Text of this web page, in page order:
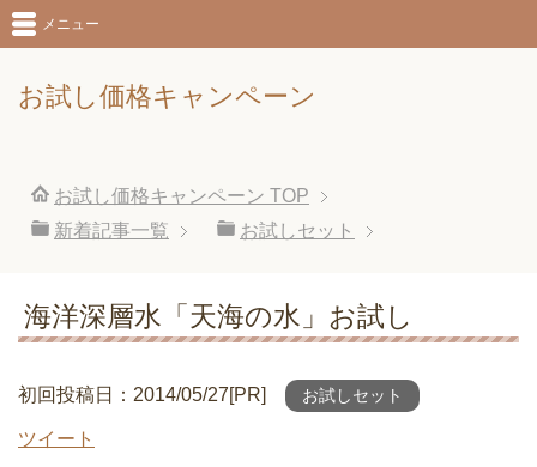
お試し価格キャンペーン
メニュー
お試し価格キャンペーン TOP
新着記事一覧
お試しセット
海洋深層水「天海の水」お試し
初回投稿日：2014/05/27[PR] お試しセット
ツイート